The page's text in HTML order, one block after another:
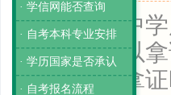
导读：初中
左右就可以
想要缩短拿
· 学信网能否查询
· 自考本科专业安排
· 学历国家是否承认
· 自考报名流程